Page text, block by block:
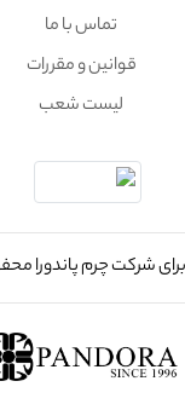
تماس با ما
قوانین و مقررات
لیست شعب
شرکت چرم پاندورا محفوظ